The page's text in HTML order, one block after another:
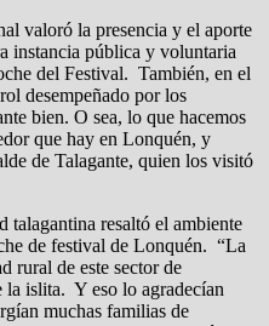
valoró la presencia y el aporte
instancia pública y voluntaria
del Festival. También, en el
desempeñado por los
bien. O sea, lo que hacemos
que hay en Lonquén, y
de Talagante, quien los visitó
talagantina resaltó el ambiente
de festival de Lonquén. “La
rural de este sector de
islita. Y eso lo agradecían
muchas familias de